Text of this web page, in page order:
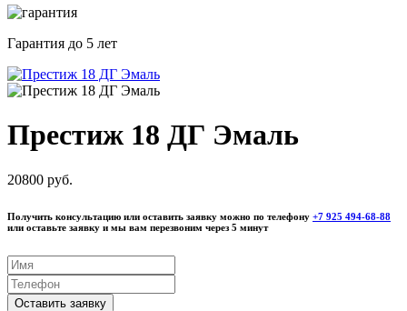
Гарантия до 5 лет
Престиж 18 ДГ Эмаль
20800 руб.
Получить консультацию или оставить заявку можно по телефону +7 925 494-68-88
или оставьте заявку и мы вам перезвоним через 5 минут
Оставить заявку